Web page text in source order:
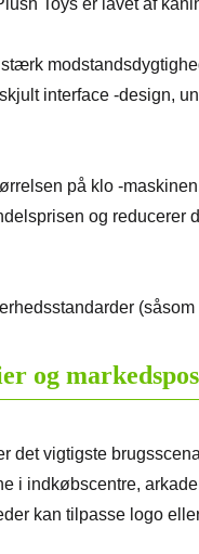
interface -design,
på klo -
og reducerer
og
det vigtigste
i indkøbscentre,
kan tilpasse logo